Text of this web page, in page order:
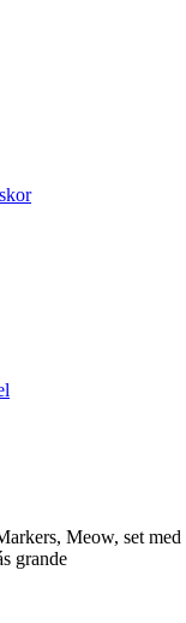
Meow, set med
grande